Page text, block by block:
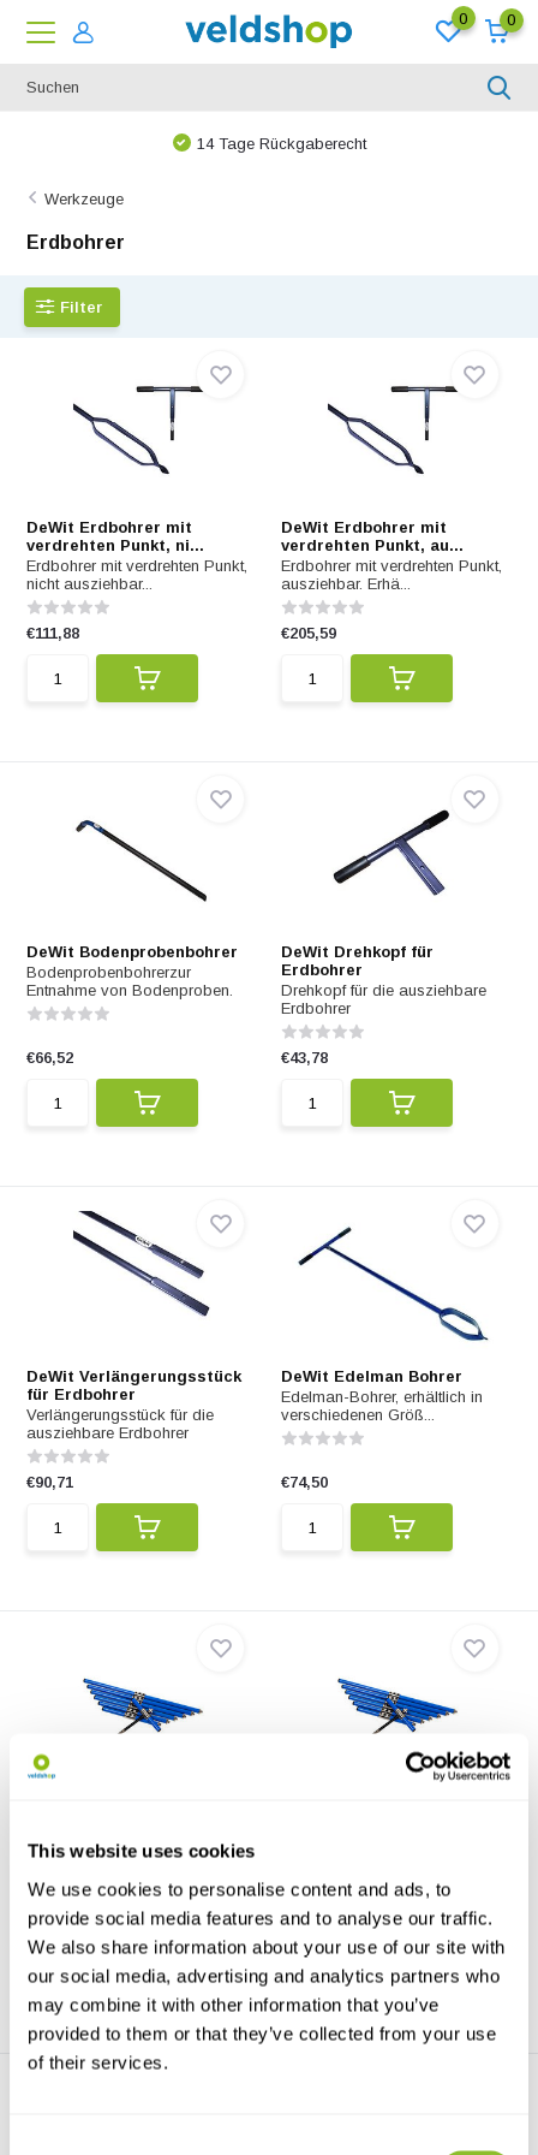
This website uses cookies
We use cookies to personalise content and ads, to
provide social media features and to analyse our traffic.
We also share information about your use of our site with
our social media, advertising and analytics partners who
may combine it with other information that you’ve
provided to them or that they’ve collected from your use
of their services.
0 0
14 Tage Rückgaberecht
Werkzeuge
Erdbohrer
Filter
DeWit Erdbohrer mit
verdrehten Punkt, ni...
Erdbohrer mit verdrehten Punkt,
nicht ausziehbar...
€111,88
DeWit Erdbohrer mit
verdrehten Punkt, au...
Erdbohrer mit verdrehten Punkt,
ausziehbar. Erhä...
€205,59
DeWit Bodenprobenbohrer
Bodenprobenbohrerzur
Entnahme von Bodenproben.
€66,52
DeWit Drehkopf für
Erdbohrer
Drehkopf für die ausziehbare
Erdbohrer
€43,78
DeWit Verlängerungsstück
für Erdbohrer
Verlängerungsstück für die
ausziehbare Erdbohrer
€90,71
DeWit Edelman Bohrer
Edelman-Bohrer, erhältlich in
verschiedenen Größ...
€74,50
Der Haglöf Kompletter
Inkrementbohrer 4.3mm ist ...
€337,11 €337,11